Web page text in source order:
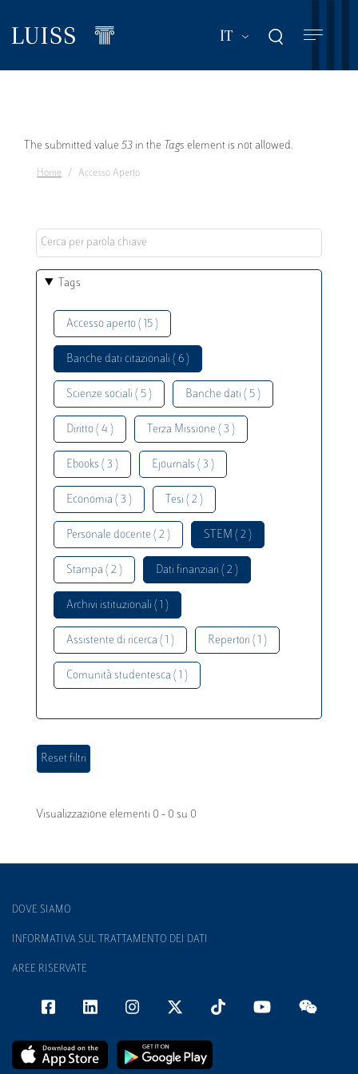
contenuto
IT Mostra ulteriori
Messaggio
di
The submitted value 53 in the Tags element is not allowed.
Home Accesso Aperto
Tags
Accesso aperto ( 15 )
Banche dati citazionali ( 6 )
Scienze sociali ( 5 ) Banche dati ( 5 )
Diritto ( 4 ) Terza Missione ( 3 )
Ebooks ( 3 ) Ejournals ( 3 )
Economia ( 3 ) Tesi ( 2 )
Personale docente ( 2 ) STEM ( 2 )
Stampa ( 2 ) Dati finanziari ( 2 )
Archivi istituzionali ( 1 )
Assistente di ricerca ( 1 ) Repertori ( 1 )
Comunità studentesca ( 1 )
Visualizzazione elementi 0 - 0 su 0
DOVE SIAMO
INFORMATIVA SUL TRATTAMENTO DEI DATI
AREE RISERVATE